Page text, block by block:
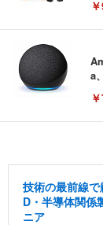
a
技術の最前線
D・半導体関係
ニア